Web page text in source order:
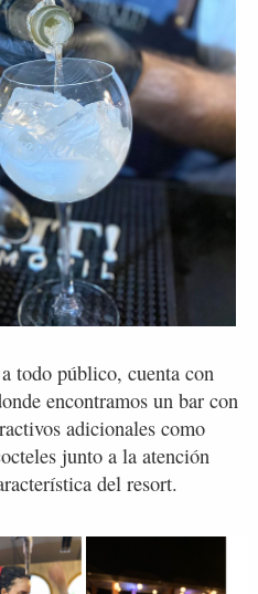
todo público, cuenta con
encontramos un bar con
adicionales como
junto a la atención
del resort.